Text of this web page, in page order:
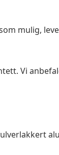
mulig,
Vi